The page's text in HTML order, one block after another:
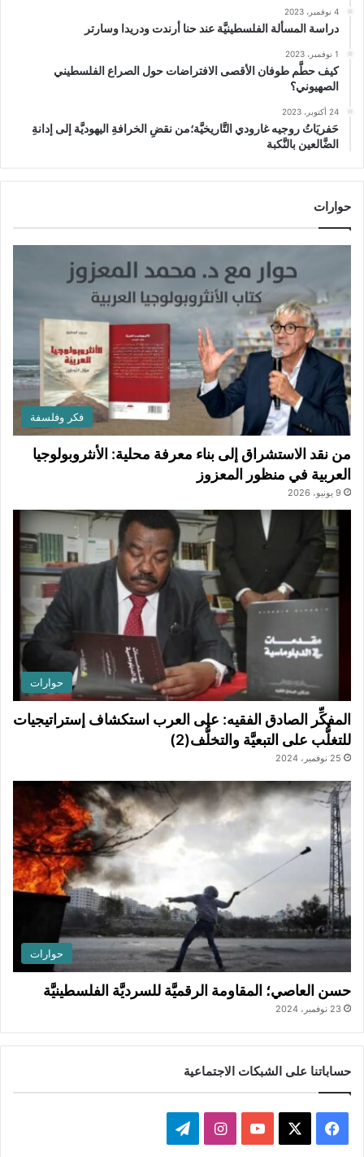
4 نوفمبر، 2023
دراسة المسألة الفلسطينيَّة عند حنا أرندت ودريدا وسارتر
1 نوفمبر، 2023
كيف حطَّم طوفان الأقصى الافتراضات حول الصراع الفلسطيني
الصهيوني؟
24 أكتوبر، 2023
حَفريَاتُ روجيه غارودي التَّاريخيَّة؛من نقضِ الخرافةِ اليهوديَّة إلى إدانةِ
الضَّالعين بالنَّكبة
حوارات
فكر وفلسفة
من نقد الاستشراق إلى بناء معرفة محلية: الأنثروبولوجيا
العربية في منظور المعزوز
9 يونيو، 2026
حوارات
المفكِّر الصادق الفقيه: على العرب استكشاف إستراتيجيات
للتغلُّب على التبعيَّة والتخلُّف(2)
25 نوفمبر، 2024
حوارات
حسن العاصي؛ المقاومة الرقميَّة للسرديَّة الفلسطينيَّة
23 نوفمبر، 2024
حساباتنا على الشبكات الاجتماعية